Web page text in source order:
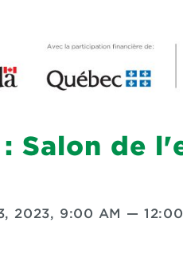
Salon de
2023, 9:00 AM —